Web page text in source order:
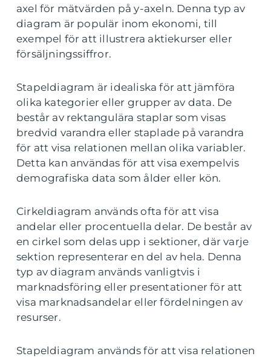
axel för mätvärden på y-axeln. Denna typ av
diagram är populär inom ekonomi, till
exempel för att illustrera aktiekurser eller
försäljningssiffror.
Stapeldiagram är idealiska för att jämföra
olika kategorier eller grupper av data. De
består av rektangulära staplar som visas
bredvid varandra eller staplade på varandra
för att visa relationen mellan olika variabler.
Detta kan användas för att visa exempelvis
demografiska data som ålder eller kön.
Cirkeldiagram används ofta för att visa
andelar eller procentuella delar. De består av
en cirkel som delas upp i sektioner, där varje
sektion representerar en del av hela. Denna
typ av diagram används vanligtvis i
marknadsföring eller presentationer för att
visa marknadsandelar eller fördelningen av
resurser.
Stapeldiagram används för att visa relationen